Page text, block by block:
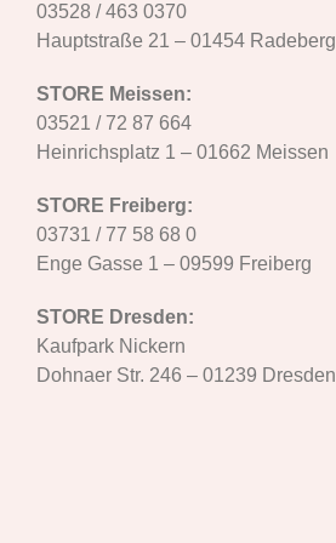
03528 / 463 0370
Hauptstraße 21 – 01454 Radeberg
STORE Meissen:
03521 / 72 87 664
Heinrichsplatz 1 – 01662 Meissen
STORE Freiberg:
03731 / 77 58 68 0
Enge Gasse 1 – 09599 Freiberg
STORE Dresden:
Kaufpark Nickern
Dohnaer Str. 246 – 01239 Dresden